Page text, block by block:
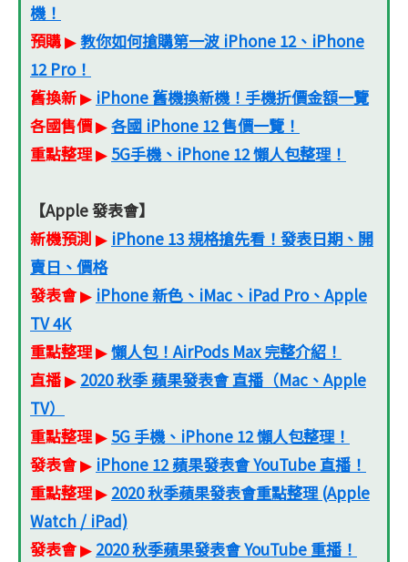
機！
預購▶教你如何搶購第一波 iPhone 12、iPhone
12 Pro！
舊換新▶ iPhone 舊機換新機！手機折價金額一覽
各國售價▶各國 iPhone 12 售價一覽！
重點整理▶ 5G手機、iPhone 12 懶人包整理！
【Apple 發表會】
新機預測 ▶ iPhone 13 規格搶先看！發表日期、開
賣日、價格
發表會▶ iPhone 新色、iMac、iPad Pro、Apple
TV 4K
重點整理▶懶人包！AirPods Max 完整介紹！
直播▶ 2020 秋季 蘋果發表會 直播（Mac、Apple
TV）
重點整理▶ 5G 手機、iPhone 12 懶人包整理！
發表會▶ iPhone 12 蘋果發表會 YouTube 直播！
重點整理▶ 2020 秋季蘋果發表會重點整理 (Apple
Watch / iPad)
發表會▶ 2020 秋季蘋果發表會 YouTube 重播！